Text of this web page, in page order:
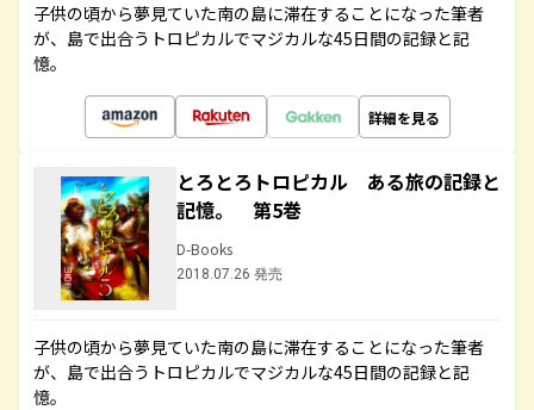
子供の頃から夢見ていた南の島に滞在することになった筆者
が、島で出合うトロピカルでマジカルな45日間の記録と記
憶。
詳細を見る
とろとろトロピカル ある旅の記録と
記憶。 第5巻
D-Books
2018.07.26 発売
子供の頃から夢見ていた南の島に滞在することになった筆者
が、島で出合うトロピカルでマジカルな45日間の記録と記
憶。